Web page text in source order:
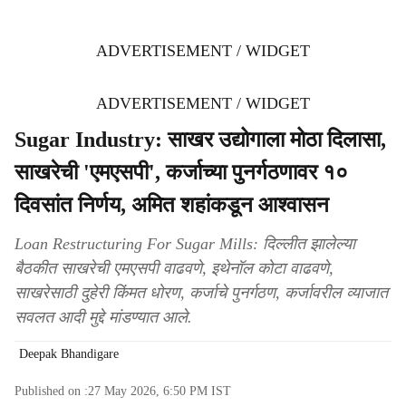
ADVERTISEMENT / WIDGET
ADVERTISEMENT / WIDGET
Sugar Industry: साखर उद्योगाला मोठा दिलासा,
साखरेची 'एमएसपी', कर्जाच्या पुनर्गठणावर १०
दिवसांत निर्णय, अमित शहांकडून आश्वासन
Loan Restructuring For Sugar Mills: दिल्लीत झालेल्या
बैठकीत साखरेची एमएसपी वाढवणे, इथेनॉल कोटा वाढवणे,
साखरेसाठी दुहेरी किंमत धोरण, कर्जाचे पुनर्गठण, कर्जावरील व्याजात
सवलत आदी मुद्दे मांडण्यात आले.
Deepak Bhandigare
Published on :27 May 2026, 6:50 PM IST